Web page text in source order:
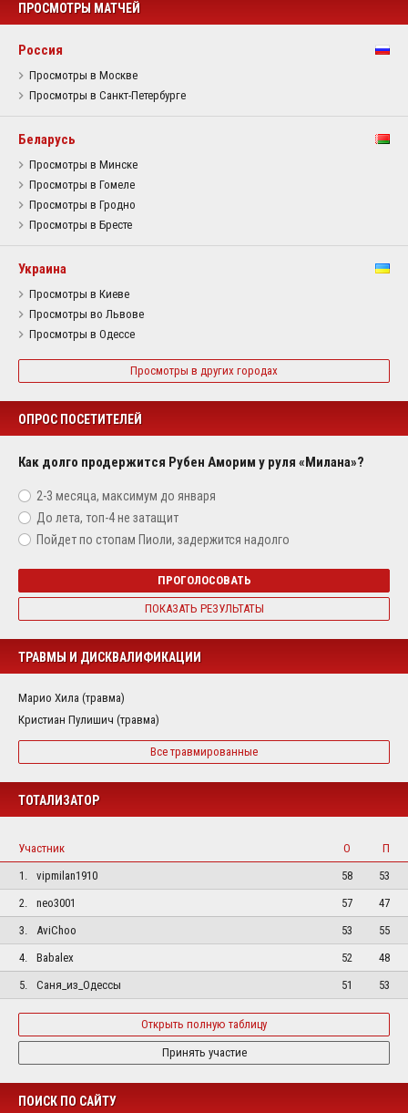
ПРОСМОТРЫ МАТЧЕЙ
Россия
Просмотры в Москве
Просмотры в Санкт-Петербурге
Беларусь
Просмотры в Минске
Просмотры в Гомеле
Просмотры в Гродно
Просмотры в Бресте
Украина
Просмотры в Киеве
Просмотры во Львове
Просмотры в Одессе
Просмотры в других городах
ОПРОС ПОСЕТИТЕЛЕЙ
Как долго продержится Рубен Аморим у руля «Милана»?
2-3 месяца, максимум до января
До лета, топ-4 не затащит
Пойдет по стопам Пиоли, задержится надолго
ПРОГОЛОСОВАТЬ
ПОКАЗАТЬ РЕЗУЛЬТАТЫ
ТРАВМЫ И ДИСКВАЛИФИКАЦИИ
Марио Хила (травма)
Кристиан Пулишич (травма)
Все травмированные
ТОТАЛИЗАТОР
Участник О
П
1.
vipmilan1910 58
53
2.
neo3001 57
47
3.
AviChoo 53
55
4.
Babalex 52
48
5.
Саня_из_Одессы 51 53
Открыть полную таблицу
Принять участие
ПОИСК ПО САЙТУ